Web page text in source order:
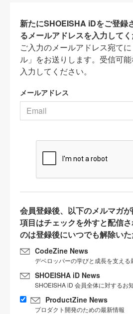
新たにSHOEISHA iDをご登録
るメールアドレスを入力してく
ご入力のメールアドレス宛て
ル」をお送りします。受信可
入力してください。
メールアドレス
会員登録後、以下のメルマガ
項目はチェックを外すと配信
のは登録後にいつでも解除いた
CodeZine News
デベロッパーの学びと成長を支える
SHOEISHA iD News
SHOEISHA iD 会員全体に対するお
ProductZine News
プロダクト開発のための最新情報